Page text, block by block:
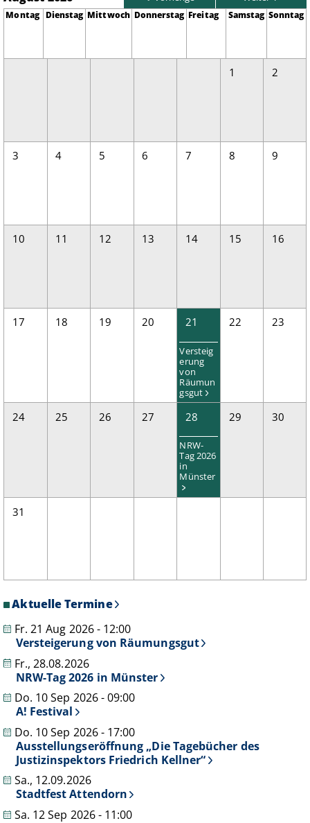
Montag Dienstag Mittwoch Donnerstag Freitag Samstag Sonntag
1 2
3 4 5 6 7 8 9
10 11 12 13 14 15 16
17 18 19 20 21
Versteig
erung
von
Räumun
gsgut
22 23
24 25 26 27 28
NRW-
Tag 2026
in
Münster
29 30
31
Aktuelle Termine
Versteigerung von Räumungsgut
Fr. 21 Aug 2026 - 12:00
NRW-Tag 2026 in Münster
Fr., 28.08.2026
A! Festival
Do. 10 Sep 2026 - 09:00
Ausstellungseröffnung „Die Tagebücher des
Justizinspektors Friedrich Kellner“
Do. 10 Sep 2026 - 17:00
Stadtfest Attendorn
Sa., 12.09.2026
Sa. 12 Sep 2026 - 11:00